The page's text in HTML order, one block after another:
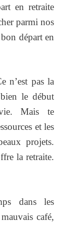
en retraite
parmi nos
départ en
n’est pas la
le début
Mais te
et les
projets.
la retraite.
dans les
café,